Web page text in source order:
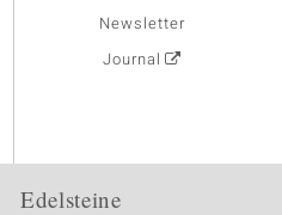
Newsletter
Journal
Edelsteine